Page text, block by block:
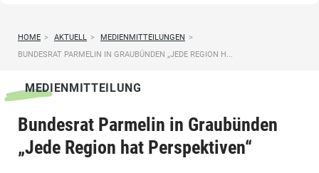
HOME > AKTUELL > MEDIENMITTEILUNGEN >
BUNDESRAT PARMELIN IN GRAUBÜNDEN „JEDE REGION H...
MEDIENMITTEILUNG
Bundesrat Parmelin in Graubünden
„Jede Region hat Perspektiven“